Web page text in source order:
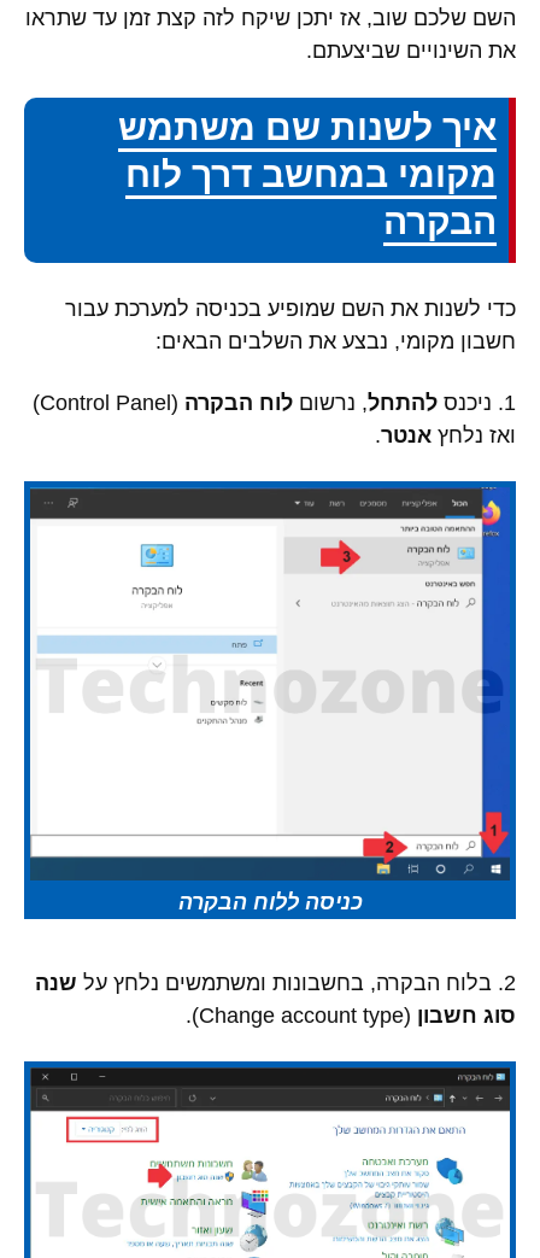
השם שלכם שוב, אז יתכן שיקח לזה קצת זמן עד שתראו
את השינויים שביצעתם.
איך לשנות שם משתמש
מקומי במחשב דרך לוח
הבקרה
כדי לשנות את השם שמופיע בכניסה למערכת עבור
חשבון מקומי, נבצע את השלבים הבאים:
1. ניכנס להתחל, נרשום לוח הבקרה
(Control Panel)
ואז נלחץ אנטר.
כניסה ללוח הבקרה
2. בלוח הבקרה, בחשבונות ומשתמשים נלחץ על
שנה
סוג חשבון (Change account type).